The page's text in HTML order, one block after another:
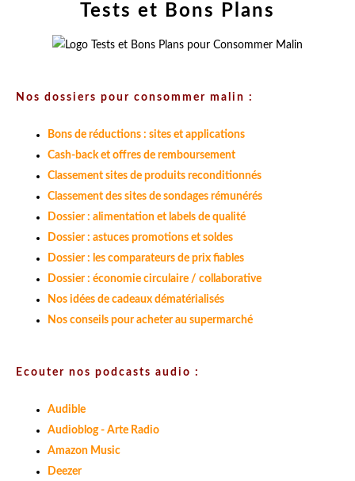
Tests et Bons Plans
Nos dossiers pour consommer malin :
Bons de réductions : sites et applications
Cash-back et offres de remboursement
Classement sites de produits reconditionnés
Classement des sites de sondages rémunérés
Dossier : alimentation et labels de qualité
Dossier : astuces promotions et soldes
Dossier : les comparateurs de prix fiables
Dossier : économie circulaire / collaborative
Nos idées de cadeaux dématérialisés
Nos conseils pour acheter au supermarché
Ecouter nos podcasts audio :
Audible
Audioblog - Arte Radio
Amazon Music
Deezer